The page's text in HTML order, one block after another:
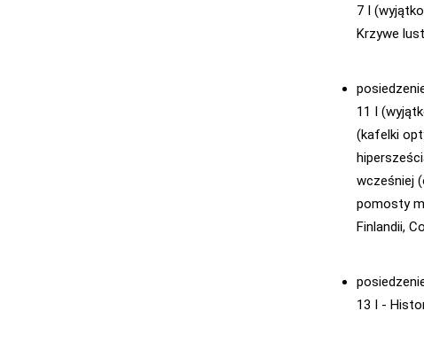
7 I
Krzywe
11 I
(kafelki
wcześniej
pomosty
Finlandii,
13 I -